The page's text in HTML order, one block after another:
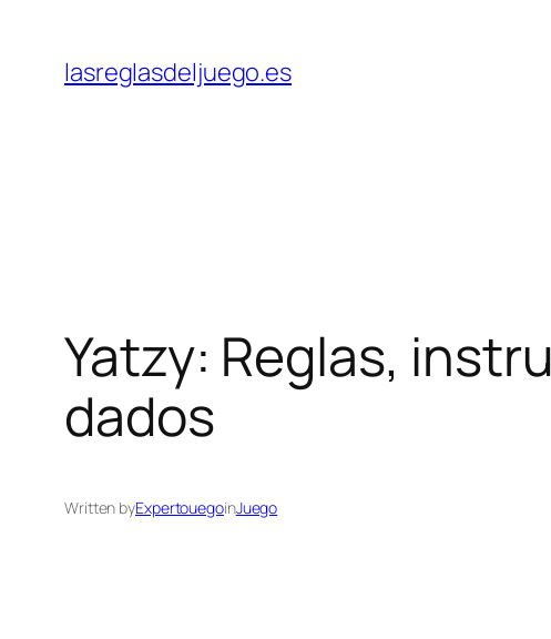
content
lasreglasdeljuego.es
Yatzy: Reglas,
dados
Written byExpertouegoinJuego